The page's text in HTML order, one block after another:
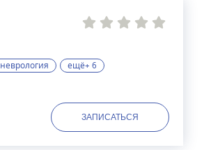
неврология ещё+ 6
ЗАПИСАТЬСЯ